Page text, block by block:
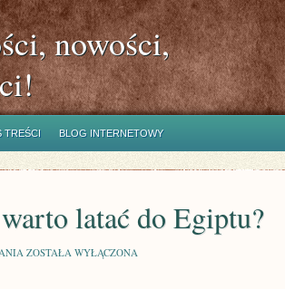
nowości,
TREŚCI BLOG INTERNETOWY
latać do Egiptu?
CZY
ZOSTAŁA WYŁĄCZONA